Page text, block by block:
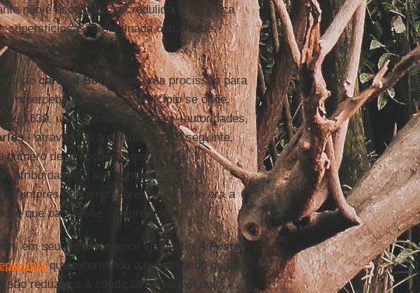
não é escondido: a credulidade histérica
supersticiosas, a obstinada obtusidade
aocardeal Borromeouma procissão para
percebe os riscos, a princípio se opõe,
de 1630, uma grande procissão - autoridades,
- atravessou a cidade. No dia seguinte,
número de infecções e mortes. As
atribuídas não aos contatos que a
“untores/contaminadores”. Tão forte era a
que parecesse compreensível.
, em seu curto romance visionário A Peste
que exterminou a humanidade quase
reduzidos à condição selvagem dos